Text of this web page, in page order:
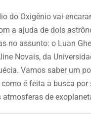
do Oxigênio vai
a ajuda de dois
no assunto: o Luan
Novais, da
Vamos saber um
é feita a busca por
atmosferas de